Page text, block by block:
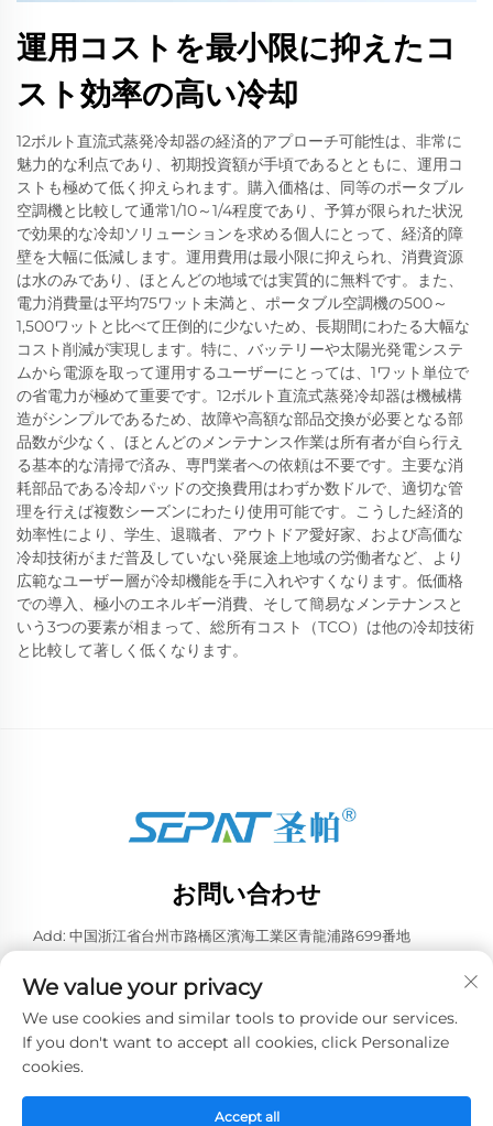
運用コストを最小限に抑えたコ
スト効率の高い冷却
12ボルト直流式蒸発冷却器の経済的アプローチ可能性は、非常に
魅力的な利点であり、初期投資額が手頃であるとともに、運用コ
ストも極めて低く抑えられます。購入価格は、同等のポータブル
空調機と比較して通常1/10～1/4程度であり、予算が限られた状況
で効果的な冷却ソリューションを求める個人にとって、経済的障
壁を大幅に低減します。運用費用は最小限に抑えられ、消費資源
は水のみであり、ほとんどの地域では実質的に無料です。また、
電力消費量は平均75ワット未満と、ポータブル空調機の500～
1,500ワットと比べて圧倒的に少ないため、長期間にわたる大幅な
コスト削減が実現します。特に、バッテリーや太陽光発電システ
ムから電源を取って運用するユーザーにとっては、1ワット単位で
の省電力が極めて重要です。12ボルト直流式蒸発冷却器は機械構
造がシンプルであるため、故障や高額な部品交換が必要となる部
品数が少なく、ほとんどのメンテナンス作業は所有者が自ら行え
る基本的な清掃で済み、専門業者への依頼は不要です。主要な消
耗部品である冷却パッドの交換費用はわずか数ドルで、適切な管
理を行えば複数シーズンにわたり使用可能です。こうした経済的
効率性により、学生、退職者、アウトドア愛好家、および高価な
冷却技術がまだ普及していない発展途上地域の労働者など、より
広範なユーザー層が冷却機能を手に入れやすくなります。低価格
での導入、極小のエネルギー消費、そして簡易なメンテナンスと
いう3つの要素が相まって、総所有コスト（TCO）は他の冷却技術
と比較して著しく低くなります。
お問い合わせ
Add: 中国浙江省台州市路橋区濱海工業区青龍浦路699番地
[email protected]
プライバシーポリシー
We value your privacy
We use cookies and similar tools to provide our services.
If you don't want to accept all cookies, click Personalize
cookies.
Accept all